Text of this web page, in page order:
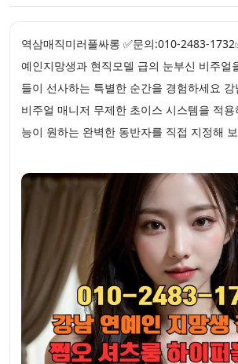
역삼매직미러풀싸롱 ✅문의:010-2483-
예인지망생과 현직모델 급의 눈부신 비주얼
들이 선사하는 특별한 순간을 경험하세요
비주얼 매니저 무제한 초이스 시스템을 적
능이 원하는 완벽한 동반자를 직접 지정해